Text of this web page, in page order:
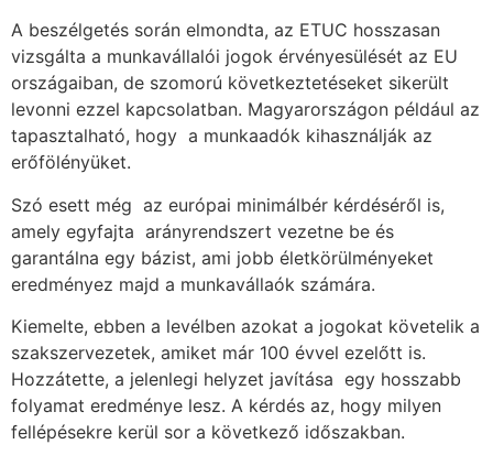
A beszélgetés során elmondta, az ETUC hosszasan
vizsgálta a munkavállalói jogok érvényesülését az EU
országaiban, de szomorú következtetéseket sikerült
levonni ezzel kapcsolatban. Magyarországon például az
tapasztalható, hogy a munkaadók kihasználják az
erőfölényüket.
Szó esett még az európai minimálbér kérdéséről is,
amely egyfajta arányrendszert vezetne be és
garantálna egy bázist, ami jobb életkörülményeket
eredményez majd a munkavállaók számára.
Kiemelte, ebben a levélben azokat a jogokat követelik a
szakszervezetek, amiket már 100 évvel ezelőtt is.
Hozzátette, a jelenlegi helyzet javítása egy hosszabb
folyamat eredménye lesz. A kérdés az, hogy milyen
fellépésekre kerül sor a következő időszakban.